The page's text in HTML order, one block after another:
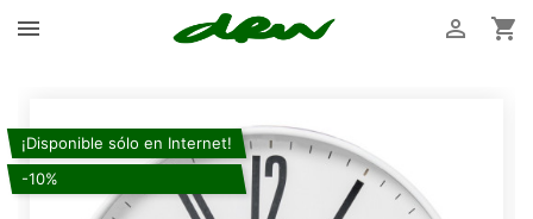
 

¡Disponible sólo en Internet!
-10%